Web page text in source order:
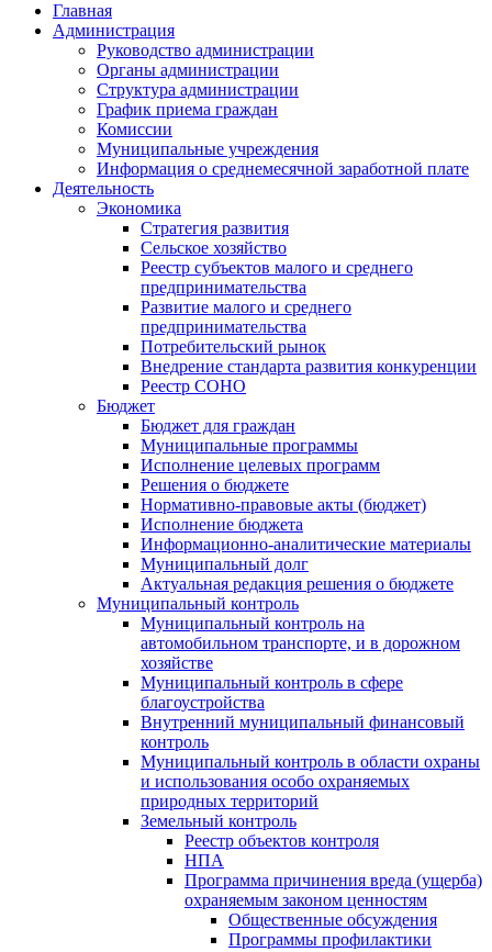
Главная
Администрация
Руководство администрации
Органы администрации
Структура администрации
График приема граждан
Комиссии
Муниципальные учреждения
Информация о среднемесячной заработной плате
Деятельность
Экономика
Стратегия развития
Сельское хозяйство
Реестр субъектов малого и среднего
предпринимательства
Развитие малого и среднего
предпринимательства
Потребительский рынок
Внедрение стандарта развития конкуренции
Реестр СОНО
Бюджет
Бюджет для граждан
Муниципальные программы
Исполнение целевых программ
Решения о бюджете
Нормативно-правовые акты (бюджет)
Исполнение бюджета
Информационно-аналитические материалы
Муниципальный долг
Актуальная редакция решения о бюджете
Муниципальный контроль
Муниципальный контроль на
автомобильном транспорте, и в дорожном
хозяйстве
Муниципальный контроль в сфере
благоустройства
Внутренний муниципальный финансовый
контроль
Муниципальный контроль в области охраны
и использования особо охраняемых
природных территорий
Земельный контроль
Реестр объектов контроля
НПА
Программа причинения вреда (ущерба)
охраняемым законом ценностям
Общественные обсуждения
Программы профилактики